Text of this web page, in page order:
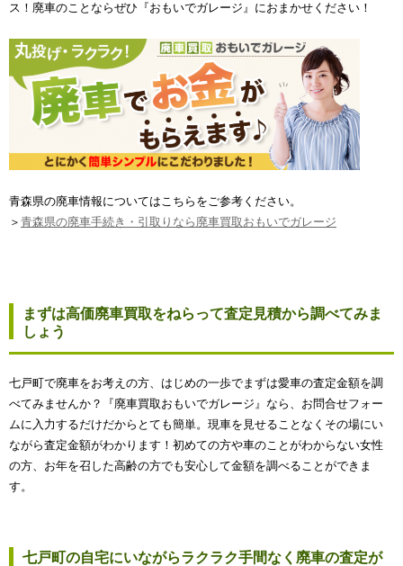
ス！廃車のことならぜひ『おもいでガレージ』におまかせください！
青森県の廃車情報についてはこちらをご参考ください。
＞ 青森県の廃車手続き・引取りなら廃車買取おもいでガレージ
まずは高価廃車買取をねらって査定見積から調べてみま
しょう
七戸町で廃車をお考えの方、はじめの一歩でまずは愛車の査定金額を調
べてみませんか？『廃車買取おもいでガレージ』なら、お問合せフォー
ムに入力するだけだからとても簡単。現車を見せることなくその場にい
ながら査定金額がわかります！初めての方や車のことがわからない女性
の方、お年を召した高齢の方でも安心して金額を調べることができま
す。
七戸町の自宅にいながらラクラク手間なく廃車の査定が